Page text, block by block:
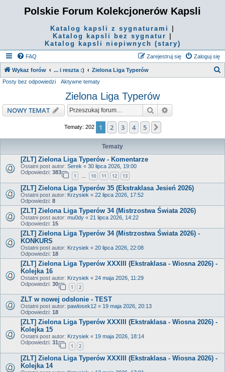
Polskie Forum Kolekcjonerów Kapsli
Katalog kapsli z sygnaturami
Katalog kapsli bez sygnatur
Katalog kapsli niepiwnych (stary)
FAQ Zaloguj się
Zarejestruj się
Wykaz forów ... i reszta :) Zielona Liga Typerów
Posty bez odpowiedzi Aktywne tematy
Zielona Liga Typerów
NOWY TEMAT Szukaj
Tematy: 202 1 2 3 4 5
Tematy
[ZLT] Zielona Liga Typerów - Komentarze
Ostatni post autor: Serek « 30 lipca 2026, 19:00
Odpowiedzi: 383
1 … 10 11 12 13
[ZLT] Zielona Liga Typerów 35 (Ekstraklasa Jesień 2026)
Ostatni post autor: Krzysiek « 22 lipca 2026, 17:52
Odpowiedzi: 8
[ZLT] Zielona Liga Typerów 34 (Mistrzostwa Świata 2026)
Ostatni post autor: mu0dy « 21 lipca 2026, 14:22
Odpowiedzi: 15
[ZLT] Zielona Liga Typerów 34 (Mistrzostwa Świata 2026) -
KONKURS
Ostatni post autor: Krzysiek « 20 lipca 2026, 22:08
Odpowiedzi: 18
[ZLT] Zielona Liga Typerów XXXIII (Ekstraklasa - Wiosna 2026) -
Kolejka 16
Ostatni post autor: Krzysiek « 24 maja 2026, 11:29
Odpowiedzi: 30
1 2
ZLT w nowej odsłonie - TEST
Ostatni post autor: pawlosek12 « 19 maja 2026, 20:13
Odpowiedzi: 18
[ZLT] Zielona Liga Typerów XXXIII (Ekstraklasa - Wiosna 2026) -
Kolejka 15
Ostatni post autor: Krzysiek « 19 maja 2026, 18:14
Odpowiedzi: 31
1 2
[ZLT] Zielona Liga Typerów XXXIII (Ekstraklasa - Wiosna 2026) -
Kolejka 14